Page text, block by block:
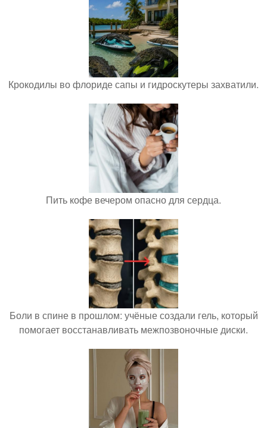
Крокодилы во флориде сапы и гидроскутеры захватили.
Пить кофе вечером опасно для сердца.
Боли в спине в прошлом: учёные создали гель, который
помогает восстанавливать межпозвоночные диски.